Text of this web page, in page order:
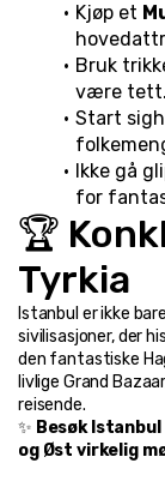
Kjøp et
Bruk
være tett.
Start
Ikke gå
for
🏆
Tyrkia
Istanbul er ikke
sivilisasjoner, der
den fantastiske
livlige Grand
reisende.
✨ Besøk
og Øst virkelig